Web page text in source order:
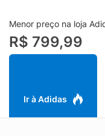
Pensada para oferecer
lifestyler da adidas
qualidade, valorizando
escolha certeira para
visual com um toque
Menor preço na loja
R$ 799,99
Ir à Adidas